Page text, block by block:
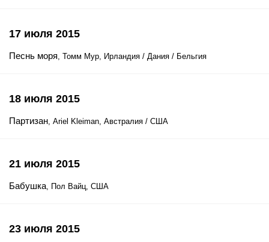
17 июля 2015
Песнь моря, Томм Мур, Ирландия / Дания / Бельгия
18 июля 2015
Партизан, Ariel Kleiman, Австралия / США
21 июля 2015
Бабушка, Пол Вайц, США
23 июля 2015